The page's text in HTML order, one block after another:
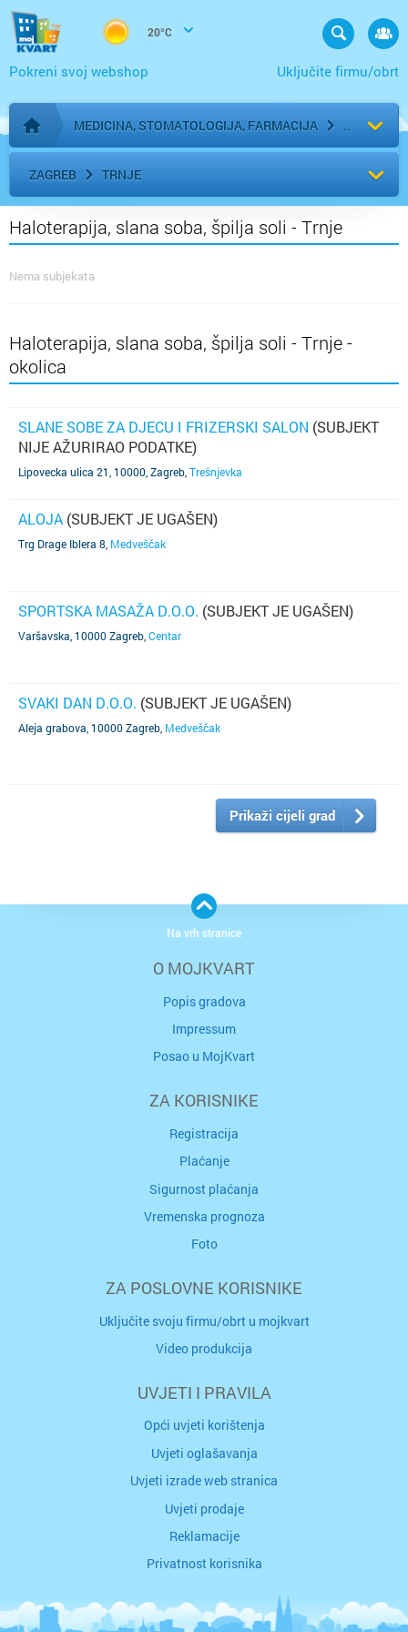
20°C
Uključite firmu/obrt
Pokreni svoj webshop
Početna stranica
MEDICINA, STOMATOLOGIJA, FARMACIJA
ZAGREB TRNJE
Haloterapija, slana soba, špilja soli - Trnje
Nema subjekata
Haloterapija, slana soba, špilja soli - Trnje -
okolica
SLANE SOBE ZA DJECU I FRIZERSKI SALON (SUBJEKT
NIJE AŽURIRAO PODATKE)
Lipovecka ulica 21, 10000, Zagreb Trešnjevka
ALOJA (SUBJEKT JE UGAŠEN)
Trg Drage Iblera 8 Medveščak
SPORTSKA MASAŽA D.O.O. (SUBJEKT JE UGAŠEN)
Varšavska, 10000 Zagreb Centar
SVAKI DAN D.O.O. (SUBJEKT JE UGAŠEN)
Aleja grabova, 10000 Zagreb Medveščak
Prikaži cijeli grad
O MOJKVART
Popis gradova
Impressum
Posao u MojKvart
ZA KORISNIKE
Registracija
Plaćanje
Sigurnost plaćanja
Vremenska prognoza
Foto
ZA POSLOVNE KORISNIKE
Uključite svoju firmu/obrt u mojkvart
Video produkcija
UVJETI I PRAVILA
Opći uvjeti korištenja
Uvjeti oglašavanja
Uvjeti izrade web stranica
Uvjeti prodaje
Reklamacije
Privatnost korisnika
Na vrh stranice